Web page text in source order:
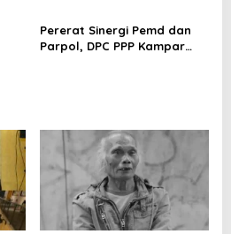
Kampar, Pemred – Pimum
Metroterkini.id Desak Usut
Kasus Ini
Pererat Sinergi Pemd dan
Parpol, DPC PPP Kampar